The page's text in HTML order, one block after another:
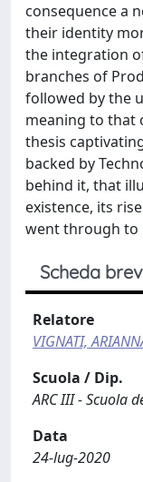
consequence a
their identity
the integration
branches of
followed by the
meaning to that
thesis
backed by
behind it, that
existence, its
went through to
Scheda
Relatore
VIGNATI,
Scuola / Dip.
ARC III - Scuola
Data
24-lug-2020